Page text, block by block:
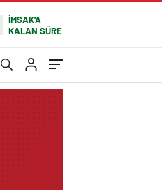
İMSAK'A
KALAN SÜRE